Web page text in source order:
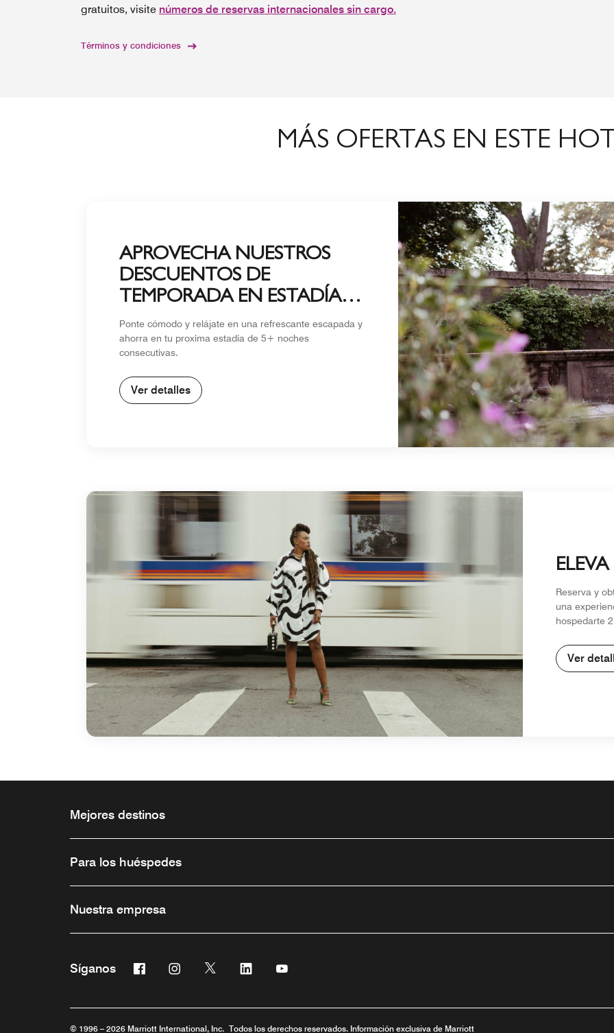
gratuitos, visite números de reservas internacionales sin cargo.
Términos y condiciones
MÁS OFERTAS EN ESTE
APROVECHA NUESTROS
DESCUENTOS DE
TEMPORADA EN ESTADÍAS
DE 5+ NOCHES
Ponte cómodo y relájate en una refrescante escapada y
ahorra en tu proxima estadía de 5+ noches
consecutivas.
Ver detalles
Reserva y
una
hospedarte
Ver
Mejores destinos
Para los huéspedes
Nuestra empresa
Síganos Facebook
Abre una ventana nueva
Instagram
Abre una ventana nueva
Twitter
Abre una ventana nueva
Linkedin
Abre una ventana nueva
Abre una ventana nueva
© 1996 – 2026 Marriott International, Inc. Todos los derechos reservados. Información exclusiva de Marriott